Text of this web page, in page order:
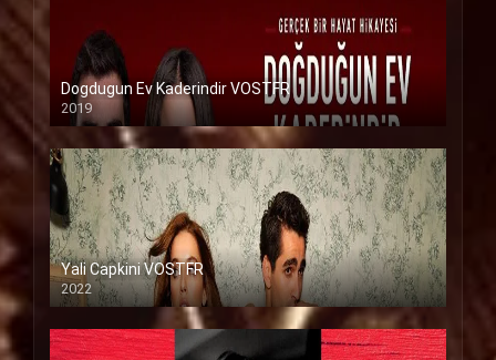
Dogdugun Ev Kaderindir VOSTFR
2019
Yali Capkini VOSTFR
2022